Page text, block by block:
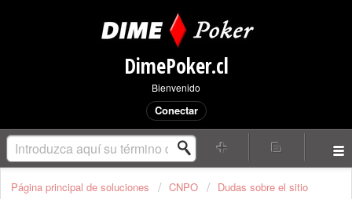
DimePoker.cl
Bienvenido
Conectar
Página principal de soluciones CNPO Dudas sobre el sitio